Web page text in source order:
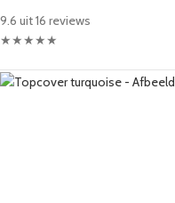
9.6 uit 16 reviews
★★★★★